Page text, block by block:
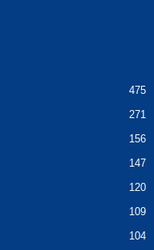
475
271
156
147
120
109
104